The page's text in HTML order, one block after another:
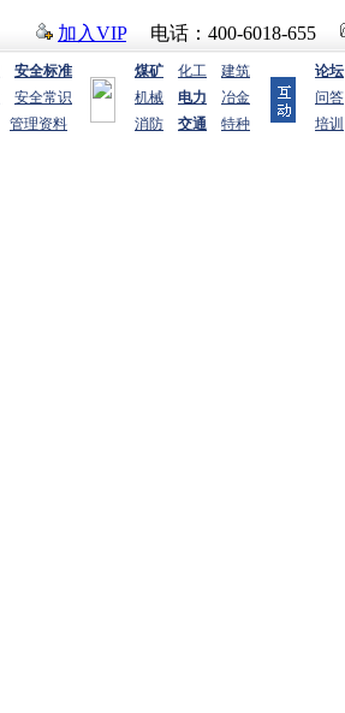
加入VIP电话：400-6018-655
安全标准
安全常识
管理资料
煤矿 化工
建筑
机械
电力
冶金
消防
交通 特种
论坛
问答
培训